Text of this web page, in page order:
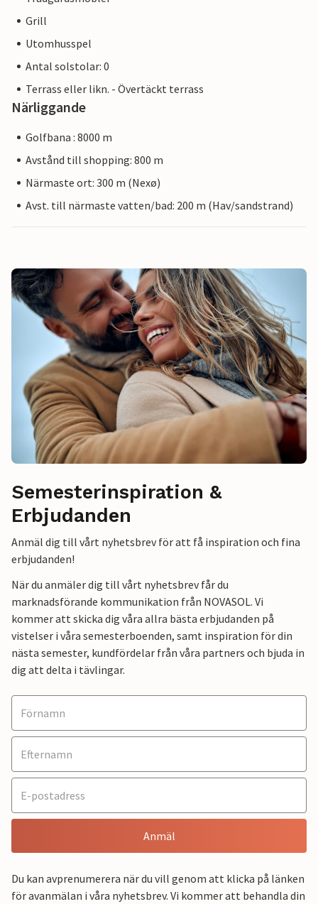
Grill
Utomhusspel
Antal solstolar: 0
Terrass eller likn. - Övertäckt terrass
Närliggande
Golfbana : 8000 m
Avstånd till shopping: 800 m
Närmaste ort: 300 m (Nexø)
Avst. till närmaste vatten/bad: 200 m (Hav/sandstrand)
Semesterinspiration &
Erbjudanden
Anmäl dig till vårt nyhetsbrev för att få inspiration och fina
erbjudanden!
När du anmäler dig till vårt nyhetsbrev får du
marknadsförande kommunikation från NOVASOL. Vi
kommer att skicka dig våra allra bästa erbjudanden på
vistelser i våra semesterboenden, samt inspiration för din
nästa semester, kundfördelar från våra partners och bjuda in
dig att delta i tävlingar.
Anmäl
Du kan avprenumerera när du vill genom att klicka på länken
för avanmälan i våra nyhetsbrev. Vi kommer att behandla din